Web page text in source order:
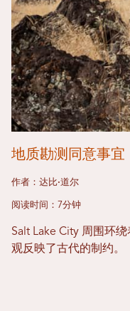
地质勘测同意事宜
作者：达比·道尔
阅读时间：7分钟
Salt Lake City 周围环
观反映了古代的制约。